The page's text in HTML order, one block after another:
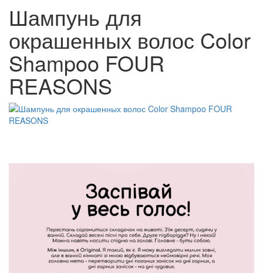
Шампунь для
окрашенных волос Color
Shampoo FOUR
REASONS